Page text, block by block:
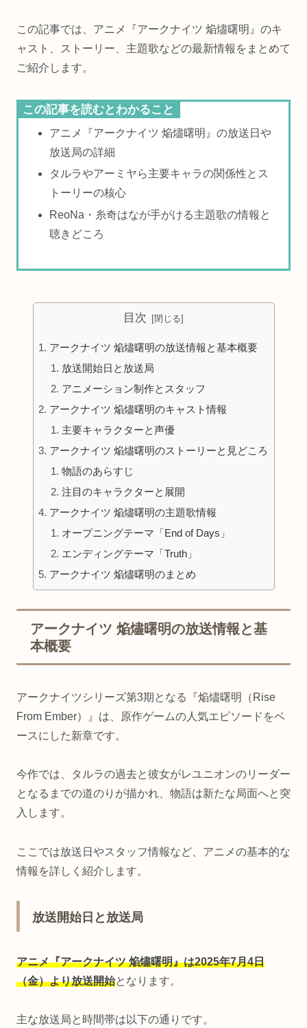
この記事では、アニメ『アークナイツ 焔燼曙明』のキ
ャスト、ストーリー、主題歌などの最新情報をまとめて
ご紹介します。
この記事を読むとわかること
アニメ『アークナイツ 焔燼曙明』の放送日や
放送局の詳細
タルラやアーミヤら主要キャラの関係性とス
トーリーの核心
ReoNa・糸奇はなが手がける主題歌の情報と
聴きどころ
目次
アークナイツ 焔燼曙明の放送情報と基本概要
放送開始日と放送局
アニメーション制作とスタッフ
アークナイツ 焔燼曙明のキャスト情報
主要キャラクターと声優
アークナイツ 焔燼曙明のストーリーと見どころ
物語のあらすじ
注目のキャラクターと展開
アークナイツ 焔燼曙明の主題歌情報
オープニングテーマ「End of Days」
エンディングテーマ「Truth」
アークナイツ 焔燼曙明のまとめ
アークナイツ 焔燼曙明の放送情報と基
本概要
アークナイツシリーズ第3期となる『焔燼曙明（Rise
From Ember）』は、原作ゲームの人気エピソードをベ
ースにした新章です。
今作では、タルラの過去と彼女がレユニオンのリーダー
となるまでの道のりが描かれ、物語は新たな局面へと突
入します。
ここでは放送日やスタッフ情報など、アニメの基本的な
情報を詳しく紹介します。
放送開始日と放送局
アニメ『アークナイツ 焔燼曙明』は2025年7月4日
（金）より放送開始となります。
主な放送局と時間帯は以下の通りです。